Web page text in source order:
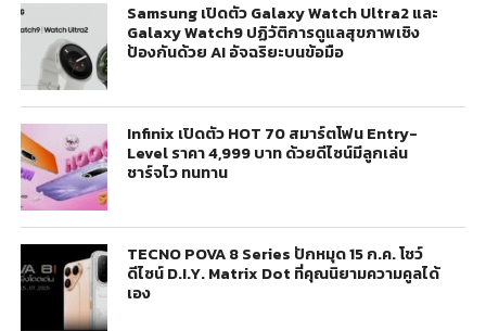
Samsung เปิดตัว Galaxy Watch Ultra2 และ
Galaxy Watch9 ปฏิวัติการดูแลสุขภาพเชิง
ป้องกันด้วย AI อัจฉริยะบนข้อมือ
Infinix เปิดตัว HOT 70 สมาร์ตโฟน Entry-
Level ราคา 4,999 บาท ด้วยดีไซน์มีลูกเล่น
ชาร์จไว ทนทาน
TECNO POVA 8 Series ปักหมุด 15 ก.ค. โชว์
ดีไซน์ D.I.Y. Matrix Dot ที่คุณนิยามความคูลได้
เอง